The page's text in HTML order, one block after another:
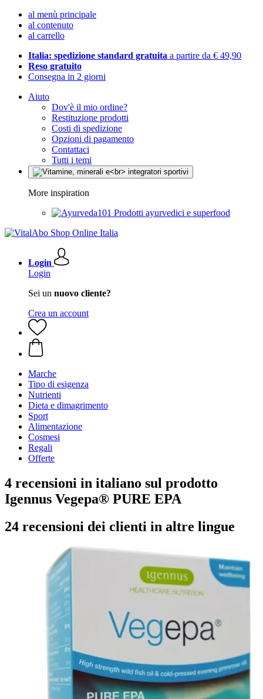
al menù principale
al contenuto
al carrello
Italia: spedizione standard gratuita a partire da € 49,90
Reso gratuito
Consegna in 2 giorni
Aiuto
Dov'è il mio ordine?
Restituzione prodotti
Costi di spedizione
Opzioni di pagamento
Contattaci
Tutti i temi
More inspiration
Prodotti ayurvedici e superfood
Login
Login
Sei un nuovo cliente?
Crea un account
Marche
Tipo di esigenza
Nutrienti
Dieta e dimagrimento
Sport
Alimentazione
Cosmesi
Regali
Offerte
4 recensioni in italiano sul prodotto
Igennus Vegepa® PURE EPA
24 recensioni dei clienti in altre lingue